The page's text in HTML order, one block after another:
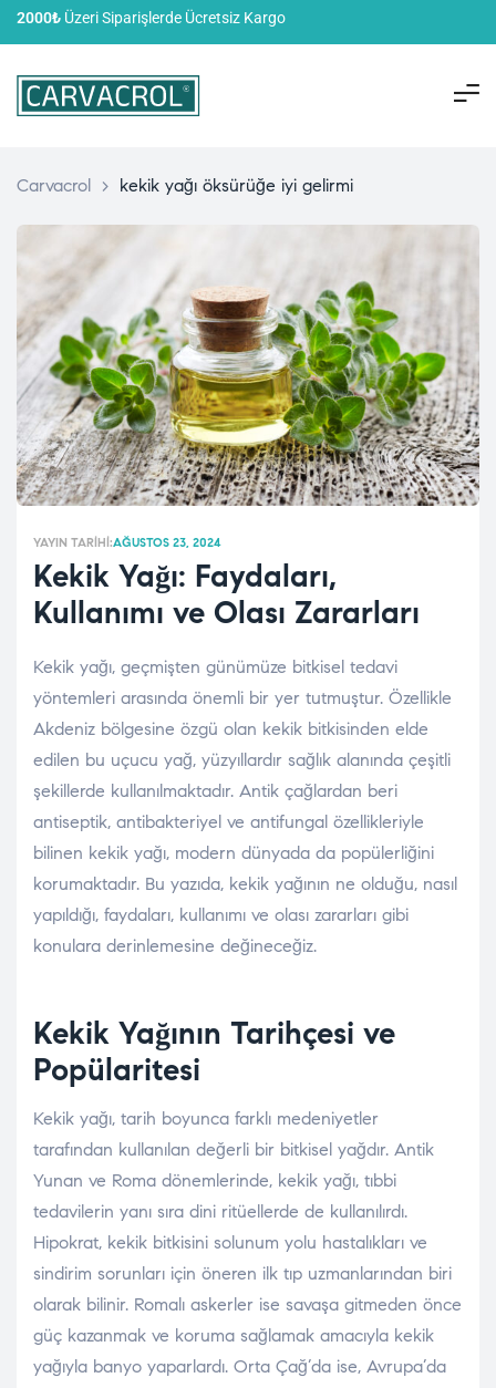
2000₺ Üzeri Siparişlerde Ücretsiz Kargo
Carvacrol > kekik yağı öksürüğe iyi gelirmi
YAYIN TARIHI:AĞUSTOS 23, 2024
Kekik Yağı: Faydaları,
Kullanımı ve Olası Zararları
Kekik yağı, geçmişten günümüze bitkisel tedavi
yöntemleri arasında önemli bir yer tutmuştur. Özellikle
Akdeniz bölgesine özgü olan kekik bitkisinden elde
edilen bu uçucu yağ, yüzyıllardır sağlık alanında çeşitli
şekillerde kullanılmaktadır. Antik çağlardan beri
antiseptik, antibakteriyel ve antifungal özellikleriyle
bilinen kekik yağı, modern dünyada da popülerliğini
korumaktadır. Bu yazıda, kekik yağının ne olduğu, nasıl
yapıldığı, faydaları, kullanımı ve olası zararları gibi
konulara derinlemesine değineceğiz.
Kekik Yağının Tarihçesi ve
Popülaritesi
Kekik yağı, tarih boyunca farklı medeniyetler
tarafından kullanılan değerli bir bitkisel yağdır. Antik
Yunan ve Roma dönemlerinde, kekik yağı, tıbbi
tedavilerin yanı sıra dini ritüellerde de kullanılırdı.
Hipokrat, kekik bitkisini solunum yolu hastalıkları ve
sindirim sorunları için öneren ilk tıp uzmanlarından biri
olarak bilinir. Romalı askerler ise savaşa gitmeden önce
güç kazanmak ve koruma sağlamak amacıyla kekik
yağıyla banyo yaparlardı. Orta Çağ’da ise, Avrupa’da